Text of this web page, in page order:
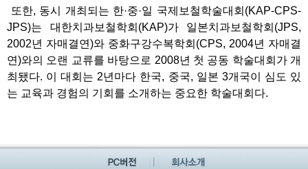
또한, 동시 개최되는 한·중·일 국제보철학술대회(KAP-CPS-
JPS)는 대한치과보철학회(KAP)가 일본치과보철학회(JPS,
2002년 자매결연)와 중화구강수복학회(CPS, 2004년 자매결
연)와의 오랜 교류를 바탕으로 2008년 첫 공동 학술대회가 개
최됐다. 이 대회는 2년마다 한국, 중국, 일본 3개국이 심도 있
는 교육과 경험의 기회를 소개하는 중요한 학술대회다.